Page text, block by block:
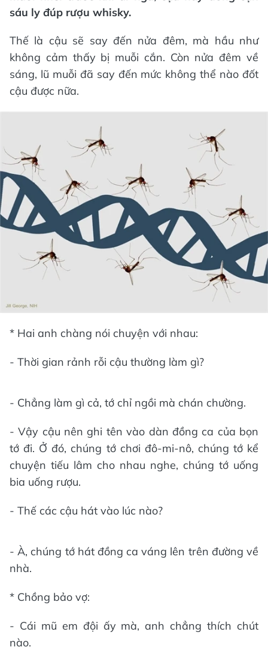
sáu ly đúp rượu whisky.
Thế là cậu sẽ say đến nửa đêm, mà hầu như
không cảm thấy bị muỗi cắn. Còn nửa đêm về
sáng, lũ muỗi đã say đến mức không thể nào đốt
cậu được nữa.
* Hai anh chàng nói chuyện với nhau:
- Thời gian rảnh rỗi cậu thường làm gì?
- Chẳng làm gì cả, tớ chỉ ngồi mà chán chường.
- Vậy cậu nên ghi tên vào dàn đồng ca của bọn
tớ đi. Ở đó, chúng tớ chơi đô-mi-nô, chúng tớ kể
chuyện tiếu lâm cho nhau nghe, chúng tớ uống
bia uống rượu.
- Thế các cậu hát vào lúc nào?
- À, chúng tớ hát đồng ca váng lên trên đường về
nhà.
* Chồng bảo vợ:
- Cái mũ em đội ấy mà, anh chẳng thích chút
nào.